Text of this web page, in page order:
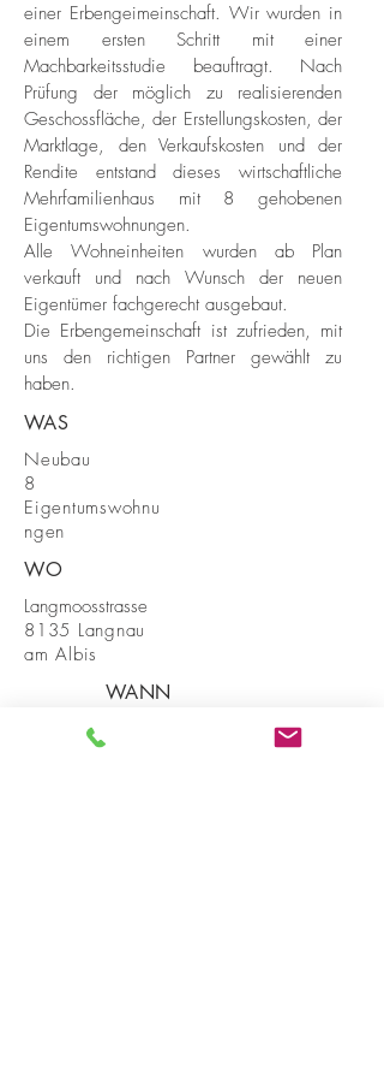
einer Erbengeimeinschaft. Wir wurden in
einem ersten Schritt mit einer
Machbarkeitsstudie beauftragt. Nach
Prüfung der möglich zu realisierenden
Geschossfläche, der Erstellungskosten, der
Marktlage, den Verkaufskosten und der
Rendite entstand dieses wirtschaftliche
Mehrfamilienhaus mit 8 gehobenen
Eigentumswohnungen.
Alle Wohneinheiten wurden ab Plan
verkauft und nach Wunsch der neuen
Eigentümer fachgerecht ausgebaut.
Die Erbengemeinschaft ist zufrieden, mit
uns den richtigen Partner gewählt zu
haben.
WAS
Neubau
8
Eigentumswohnu
ngen
WO
Langmoosstrasse
8135 Langnau
am Albis
WANN